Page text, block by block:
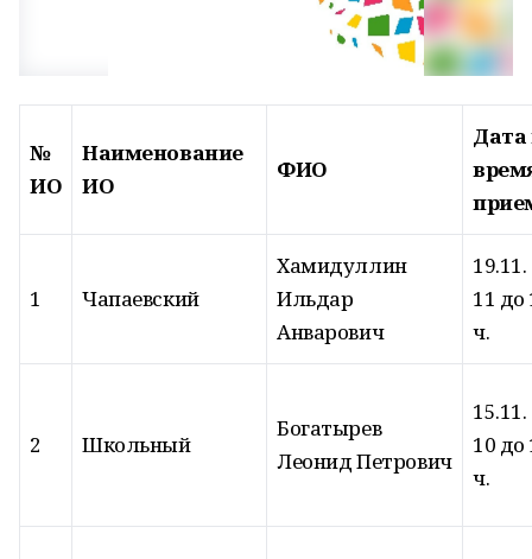
№
ИО
Наименование
ИО
ФИО
Дата
1 Чапаевский
Хамидуллин
Ильдар
Анварович
19.11.
11 до
ч.
2 Школьный
Богатырев
Леонид Петрович
15.11.
10 до
ч.